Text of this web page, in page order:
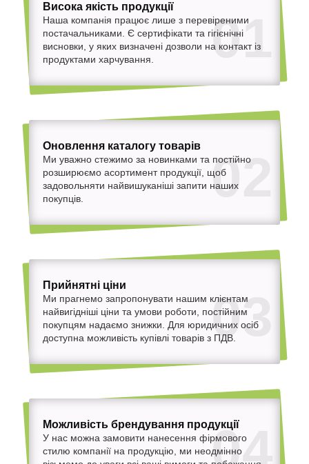
01
Висока якість продукції
Наша компанія працює лише з перевіреними
постачальниками. Є сертифікати та гігієнічні
висновки, у яких визначені дозволи на контакт із
продуктами харчування.
02
Оновлення каталогу товарів
Ми уважно стежимо за новинками та постійно
розширюємо асортимент продукції, щоб
задовольняти найвишуканіші запити наших
покупців.
03
Прийнятні ціни
Ми прагнемо запропонувати нашим клієнтам
найвигідніші ціни та умови роботи, постійним
покупцям надаємо знижки. Для юридичних осіб
доступна можливість купівлі товарів з ПДВ.
04
Можливість брендування продукції
У нас можна замовити нанесення фірмового
стилю компанії на продукцію, ми неодмінно